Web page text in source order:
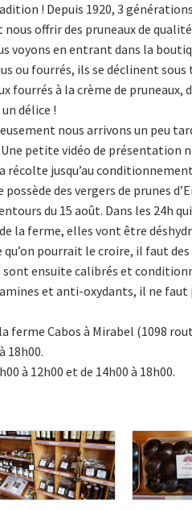
! Depuis 1920, 3
offrir des pruneaux de
voyons en entrant dans la
ou fourrés, ils se déclinent sous
fourrés à la crème de pruneaux,
délice !
nous arrivons un peu
petite vidéo de présentation
récolte jusqu’au
des vergers de prunes
du 15 août. Dans les 24h
la ferme, elles vont être
qu’on pourrait le croire, il faut des
sont ensuite calibrés et
et anti-oxydants, il ne faut
ferme Cabos à Mirabel (1098
18h00.
à 12h00 et de 14h00 à 18h00.